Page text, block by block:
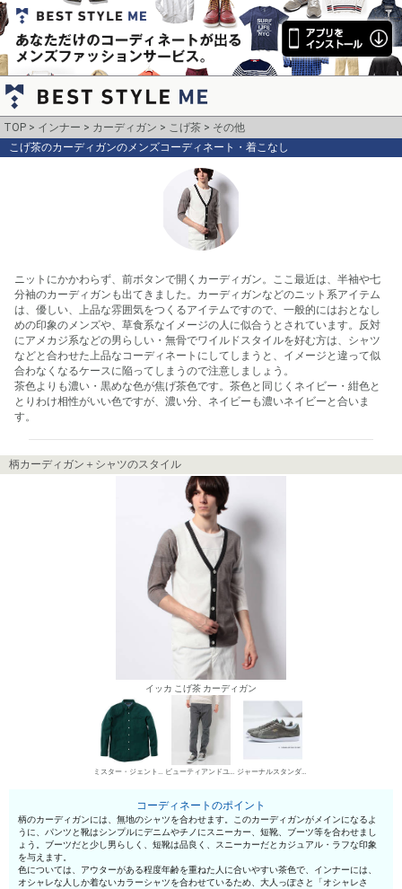
TOP インナー カーディガン こげ茶
その他
こげ茶のカーディガンのメンズコーディネート・着こなし
ニットにかかわらず、前ボタンで開くカーディガン。ここ最近は、半袖や七
分袖のカーディガンも出てきました。カーディガンなどのニット系アイテム
は、優しい、上品な雰囲気をつくるアイテムですので、一般的にはおとなし
めの印象のメンズや、草食系なイメージの人に似合うとされています。反対
にアメカジ系などの男らしい・無骨でワイルドスタイルを好む方は、シャツ
などと合わせた上品なコーディネートにしてしまうと、イメージと違って似
合わなくなるケースに陥ってしまうので注意しましょう。
茶色よりも濃い・黒めな色が焦げ茶色です。茶色と同じくネイビー・紺色と
とりわけ相性がいい色ですが、濃い分、ネイビーも濃いネイビーと合いま
す。
柄カーディガン＋シャツのスタイル
イッカ こげ茶 カーディガン
ミスター・ジェントルマン シャツ ビューティアンドユース ユナイテッドアローズ デニムパンツ・ジーンズ ジャーナルスタンダード ローカットスニーカー
コーディネートのポイント
柄のカーディガンには、無地のシャツを合わせます。このカーディガンがメインになるよ
うに、パンツと靴はシンプルにデニムやチノにスニーカー、短靴、ブーツ等を合わせまし
ょう。ブーツだと少し男らしく、短靴は品良く、スニーカーだとカジュアル・ラフな印象
を与えます。
色については、アウターがある程度年齢を重ねた人に合いやすい茶色で、インナーには、
オシャレな人しか着ないカラーシャツを合わせているため、大人っぽさと「オシャレさ